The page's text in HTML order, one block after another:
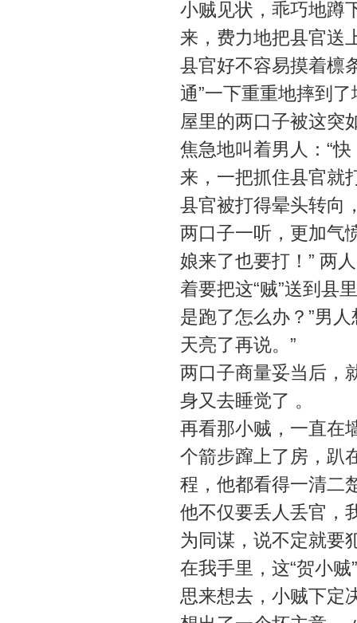
小贼见状，乖巧地蹲
来，费力地把县官送
县官好不容易摸着檩
通”一下重重地摔到了
屋里的两口子被这突
焦急地叫着男人：“
来，一把抓住县官就
县官被打得晕头转向
两口子一听，更加气
娘来了也要打！” 两
着要把这“贼”送到县
是跑了怎么办？”男
天亮了再说。”
两口子商量妥当后，
身又去睡觉了 。
再看那小贼，一直在
个箭步蹿上了房，趴
程，他都看得一清二
他不仅要丢人丢官，
为同谋，说不定就要
在我手里，这“贺小
思来想去，小贼下定